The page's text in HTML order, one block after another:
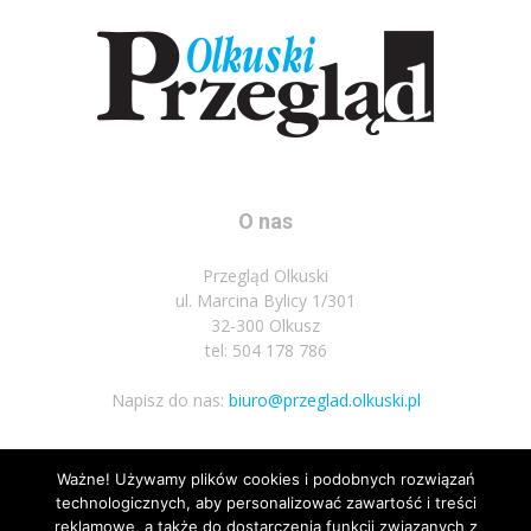
O nas
Przegląd Olkuski
ul. Marcina Bylicy 1/301
32-300 Olkusz
tel: 504 178 786
Napisz do nas: biuro@przeglad.olkuski.pl
Podążaj za nami
Ważne! Używamy plików cookies i podobnych rozwiązań
technologicznych, aby personalizować zawartość i treści
reklamowe, a także do dostarczenia funkcji związanych z